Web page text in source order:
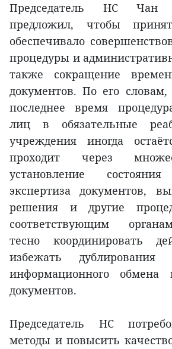
Председатель НС
предложил, чтобы
обеспечивало
процедуры и
также сокращение
документов. По его
последнее время
лиц в обязательные
учреждения иногда
проходит через
установление состояния
экспертиза документов,
решения и другие
соответствующим
тесно координировать
избежать
информационного обмена
документов.
Председатель НС
методы и повысить